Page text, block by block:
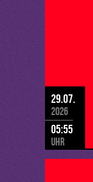
29.07.
2026
05:55
Uhr